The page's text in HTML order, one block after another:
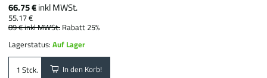
66.75 €inkl MWSt.
55.17 €
89 €inkl MWSt. Rabatt 25%
Lagerstatus:Auf Lager
Stck. In den Korb!